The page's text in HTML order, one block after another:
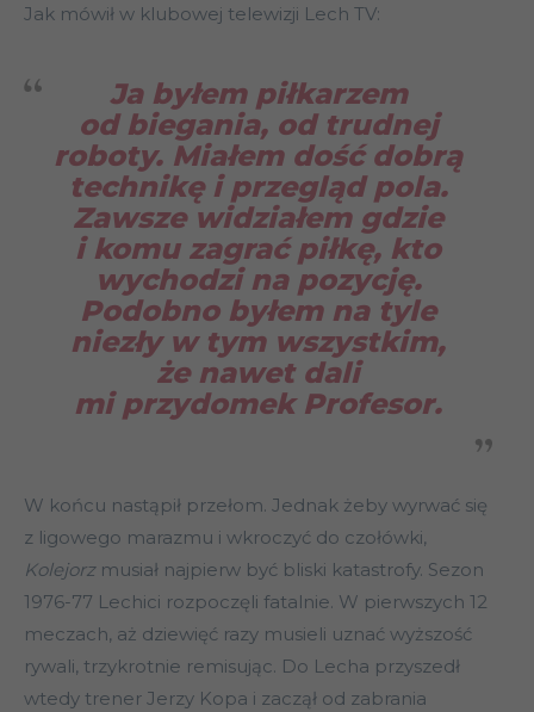
Jak mówił w klubowej telewizji Lech TV:
Ja byłem piłkarzem
od biegania, od trudnej
roboty. Miałem dość dobrą
technikę i przegląd pola.
Zawsze widziałem gdzie
i komu zagrać piłkę, kto
wychodzi na pozycję.
Podobno byłem na tyle
niezły w tym wszystkim,
że nawet dali
mi przydomek Profesor.
W końcu nastąpił przełom. Jednak żeby wyrwać się
z ligowego marazmu i wkroczyć do czołówki,
Kolejorzmusiał najpierw być bliski katastrofy. Sezon
1976-77 Lechici rozpoczęli fatalnie. W pierwszych 12
meczach, aż dziewięć razy musieli uznać wyższość
rywali, trzykrotnie remisując. Do Lecha przyszedł
wtedy trener Jerzy Kopa i zaczął od zabrania